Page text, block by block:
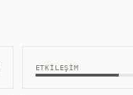
ETKILEŞIM